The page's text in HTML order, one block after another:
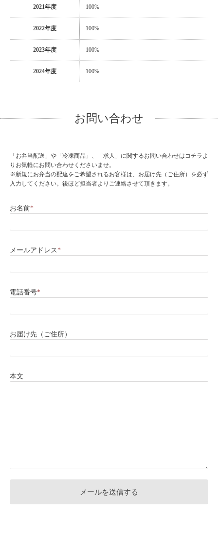
2021年度 100%
2022年度 100%
2023年度 100%
2024年度 100%
お問い合わせ
「お弁当配送」や「冷凍商品」、「求人」に関するお問い合わせはコチラよ
りお気軽にお問い合わせくださいませ。
※新規にお弁当の配達をご希望されるお客様は、お届け先（ご住所）を必ず
入力してください。後ほど担当者よりご連絡させて頂きます。
お名前*
メールアドレス*
電話番号*
お届け先（ご住所）
本文